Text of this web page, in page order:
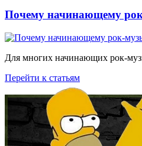
Почему начинающему
Для многих начинающих рок-
Перейти к статьям